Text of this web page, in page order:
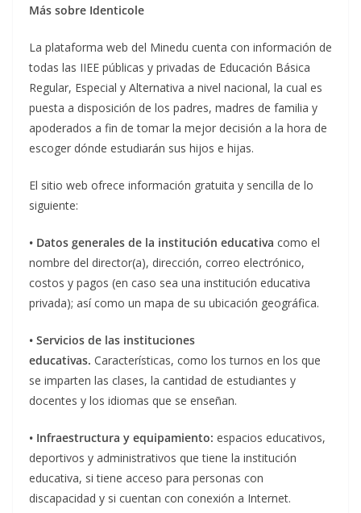
Más sobre Identicole
La plataforma web del Minedu cuenta con información de
todas las IIEE públicas y privadas de Educación Básica
Regular, Especial y Alternativa a nivel nacional, la cual es
puesta a disposición de los padres, madres de familia y
apoderados a fin de tomar la mejor decisión a la hora de
escoger dónde estudiarán sus hijos e hijas.
El sitio web ofrece información gratuita y sencilla de lo
siguiente:
• Datos generales de la institución educativa como el
nombre del director(a), dirección, correo electrónico,
costos y pagos (en caso sea una institución educativa
privada); así como un mapa de su ubicación geográfica.
• Servicios de las instituciones
educativas. Características, como los turnos en los que
se imparten las clases, la cantidad de estudiantes y
docentes y los idiomas que se enseñan.
• Infraestructura y equipamiento: espacios educativos,
deportivos y administrativos que tiene la institución
educativa, si tiene acceso para personas con
discapacidad y si cuentan con conexión a Internet.